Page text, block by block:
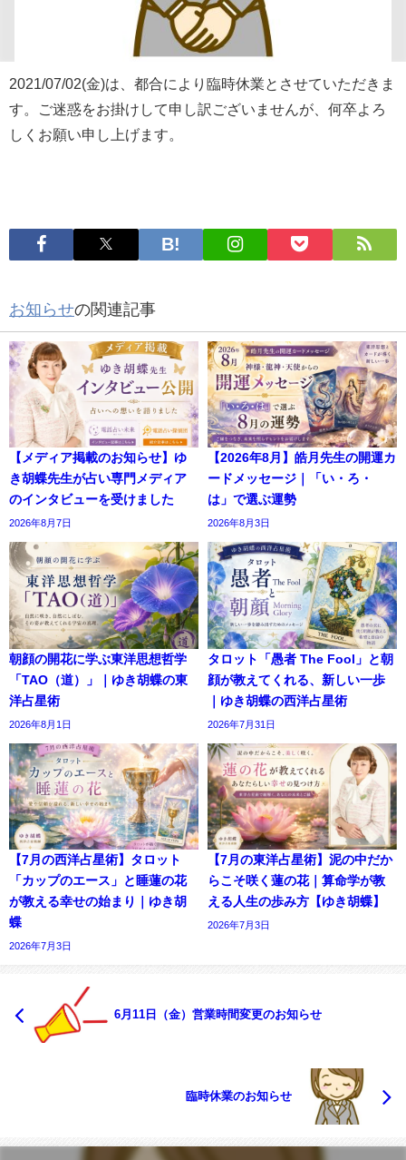
2021/07/02(金)は、都合により臨時休業とさせていただきま
す。ご迷惑をお掛けして申し訳ございませんが、何卒よろ
しくお願い申し上げます。
お知らせの関連記事
【メディア掲載のお知らせ】ゆ
き胡蝶先生が占い専門メディア
のインタビューを受けました
2026年8月7日
【2026年8月】皓月先生の開運カ
ードメッセージ｜「い・ろ・
は」で選ぶ運勢
2026年8月3日
朝顔の開花に学ぶ東洋思想哲学
「TAO（道）」｜ゆき胡蝶の東
洋占星術
2026年8月1日
タロット「愚者 The Fool」と朝
顔が教えてくれる、新しい一歩
｜ゆき胡蝶の西洋占星術
2026年7月31日
【7月の西洋占星術】タロット
「カップのエース」と睡蓮の花
が教える幸せの始まり｜ゆき胡
蝶
2026年7月3日
【7月の東洋占星術】泥の中だか
らこそ咲く蓮の花｜算命学が教
える人生の歩み方【ゆき胡蝶】
2026年7月3日
6月11日（金）営業時間変更のお知らせ
臨時休業のお知らせ